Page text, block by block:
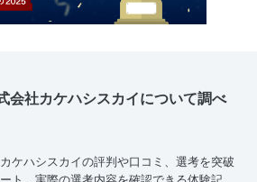
会社カケハシスカイについて調べ
ケハシスカイの評判や口コミ、選考を突破